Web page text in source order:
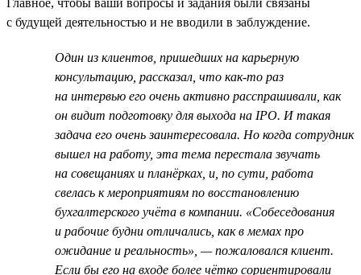
с будущей деятельностью и не вводили в заблуждение.
Один из клиентов, пришедших на карьерную
консультацию, рассказал, что как-то раз
на интервью его очень активно расспрашивали, как
он видит подготовку для выхода на IPO. И такая
задача его очень заинтересовала. Но когда сотрудник
вышел на работу, эта тема перестала звучать
на совещаниях и планёрках, и, по сути, работа
свелась к мероприятиям по восстановлению
бухгалтерского учёта в компании. «Собеседования
и рабочие будни отличались, как в мемах про
ожидание и реальность», — пожаловался клиент.
Если бы его на входе более чётко сориентировали